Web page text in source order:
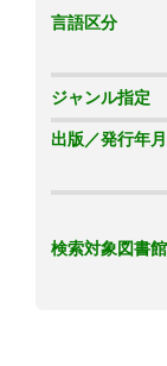
言語区分
ジャンル指定
出版／発行年月
検索対象図書館